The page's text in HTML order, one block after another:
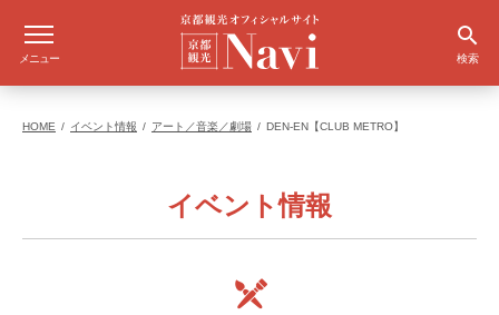
メニュー 検索
HOME イベント情報 アート／音楽／劇場 DEN-EN【CLUB METRO】
イベント情報